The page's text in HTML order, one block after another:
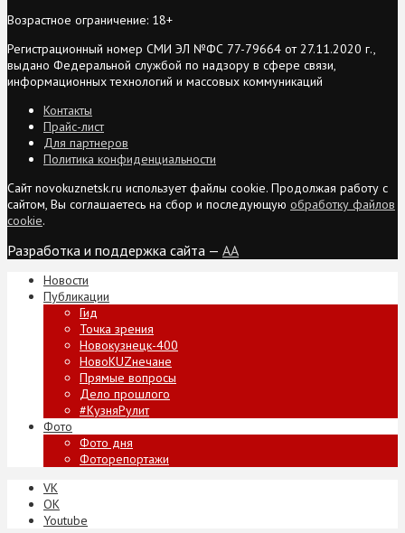
Возрастное ограничение: 18+
Регистрационный номер СМИ ЭЛ №ФС 77-79664 от 27.11.2020 г.,
выдано Федеральной службой по надзору в сфере связи,
информационных технологий и массовых коммуникаций
Контакты
Прайс-лист
Для партнеров
Политика конфиденциальности
Сайт novokuznetsk.ru использует файлы cookie. Продолжая работу с
сайтом, Вы соглашаетесь на сбор и последующую обработку файлов
cookie.
Разработка и поддержка сайта — AA
Новости
Публикации
Гид
Точка зрения
Новокузнецк-400
НовоKUZнечане
Прямые вопросы
Дело прошлого
#КузняРулит
Фото
Фото дня
Фоторепортажи
VK
ОК
Youtube